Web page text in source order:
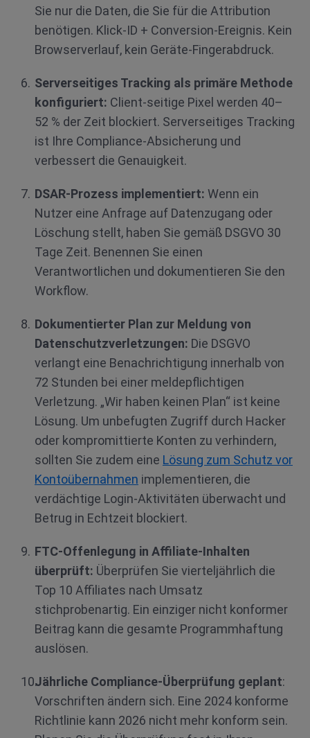
Sie nur die Daten, die Sie für die Attribution
benötigen. Klick-ID + Conversion-Ereignis. Kein
Browserverlauf, kein Geräte-Fingerabdruck.
Serverseitiges Tracking als primäre Methode
konfiguriert: Client-seitige Pixel werden 40–
52 % der Zeit blockiert. Serverseitiges Tracking
ist Ihre Compliance-Absicherung und
verbessert die Genauigkeit.
DSAR-Prozess implementiert: Wenn ein
Nutzer eine Anfrage auf Datenzugang oder
Löschung stellt, haben Sie gemäß DSGVO 30
Tage Zeit. Benennen Sie einen
Verantwortlichen und dokumentieren Sie den
Workflow.
Dokumentierter Plan zur Meldung von
Datenschutzverletzungen: Die DSGVO
verlangt eine Benachrichtigung innerhalb von
72 Stunden bei einer meldepflichtigen
Verletzung. „Wir haben keinen Plan“ ist keine
Lösung. Um unbefugten Zugriff durch Hacker
oder kompromittierte Konten zu verhindern,
sollten Sie zudem eine Lösung zum Schutz vor
Kontoübernahmen implementieren, die
verdächtige Login-Aktivitäten überwacht und
Betrug in Echtzeit blockiert.
FTC-Offenlegung in Affiliate-Inhalten
überprüft: Überprüfen Sie vierteljährlich die
Top 10 Affiliates nach Umsatz
stichprobenartig. Ein einziger nicht konformer
Beitrag kann die gesamte Programmhaftung
auslösen.
Jährliche Compliance-Überprüfung geplant:
Vorschriften ändern sich. Eine 2024 konforme
Richtlinie kann 2026 nicht mehr konform sein.